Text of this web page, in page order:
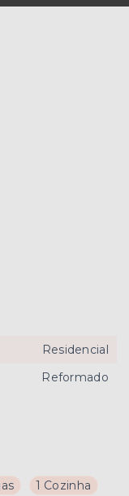
1 Cozinha
Residencial
Reformado